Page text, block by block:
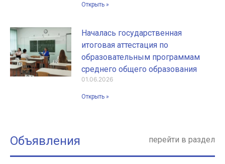
Открыть »
Началась государственная
итоговая аттестация по
образовательным программам
среднего общего образования
01.06.2026
Открыть »
Объявления перейти в раздел